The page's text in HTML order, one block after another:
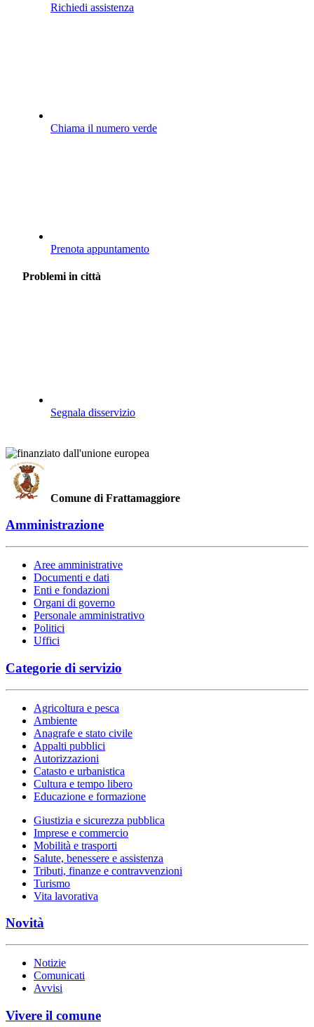
Richiedi assistenza
Chiama il numero verde
Prenota appuntamento
Problemi in città
Segnala disservizio
Comune di Frattamaggiore
Amministrazione
Aree amministrative
Documenti e dati
Enti e fondazioni
Organi di governo
Personale amministrativo
Politici
Uffici
Categorie di servizio
Agricoltura e pesca
Ambiente
Anagrafe e stato civile
Appalti pubblici
Autorizzazioni
Catasto e urbanistica
Cultura e tempo libero
Educazione e formazione
Giustizia e sicurezza pubblica
Imprese e commercio
Mobilità e trasporti
Salute, benessere e assistenza
Tributi, finanze e contravvenzioni
Turismo
Vita lavorativa
Novità
Notizie
Comunicati
Avvisi
Vivere il comune